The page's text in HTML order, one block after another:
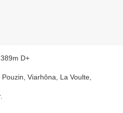
, 389m D+
Viarhôna, La Voulte,